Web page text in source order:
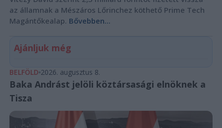
az államnak a Mészáros Lőrinchez köthető Prime Tech
Magántőkealap. Bővebben...
Ajánljuk még
BELFÖLD 2026. augusztus 8.
Baka Andrást jelöli köztársasági elnöknek a
Tisza